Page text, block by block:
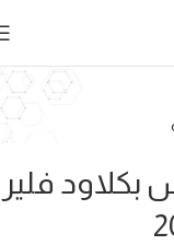
فلير